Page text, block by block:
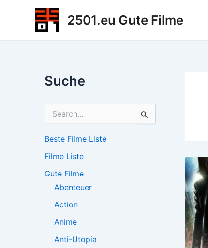
2501.eu Gute Filme
Suche
h
n
a
Beste Filme Liste
Filme Liste
Gute Filme
Abenteuer
Action
Anime
Anti-Utopia